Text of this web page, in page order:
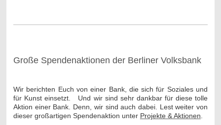
Große Spendenaktionen der Berliner Volksbank
Wir berichten Euch von einer Bank, die sich für Soziales und
für Kunst einsetzt. Und wir sind sehr dankbar für diese tolle
Aktion einer Bank. Denn, wir sind auch dabei. Lest weiter von
dieser großartigen Spendenaktion unter Projekte & Aktionen